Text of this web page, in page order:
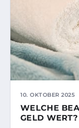
10. OKTOBER 2025
WELCHE
GELD WERT?